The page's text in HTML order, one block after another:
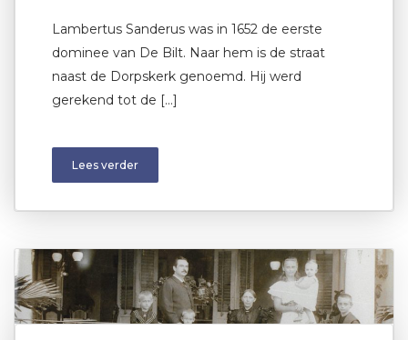
Lambertus Sanderus was in 1652 de eerste
dominee van De Bilt. Naar hem is de straat
naast de Dorpskerk genoemd. Hij werd
gerekend tot de […]
Lees verder